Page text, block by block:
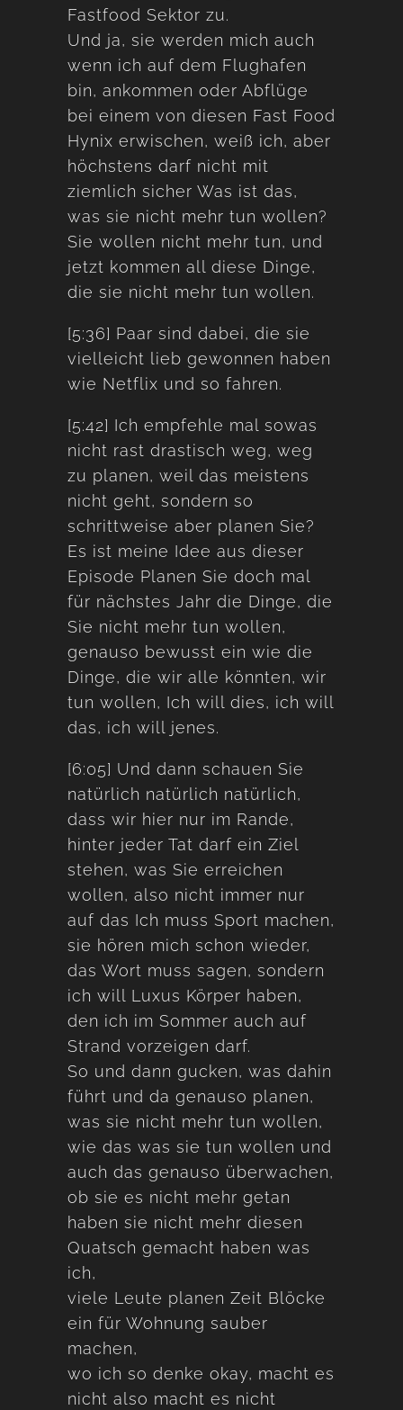
Fastfood Sektor zu.
Und ja, sie werden mich auch
wenn ich auf dem Flughafen
bin, ankommen oder Abflüge
bei einem von diesen Fast Food
Hynix erwischen, weiß ich, aber
höchstens darf nicht mit
ziemlich sicher Was ist das,
was sie nicht mehr tun wollen?
Sie wollen nicht mehr tun, und
jetzt kommen all diese Dinge,
die sie nicht mehr tun wollen.
[5:36] Paar sind dabei, die sie
vielleicht lieb gewonnen haben
wie Netflix und so fahren.
[5:42] Ich empfehle mal sowas
nicht rast drastisch weg, weg
zu planen, weil das meistens
nicht geht, sondern so
schrittweise aber planen Sie?
Es ist meine Idee aus dieser
Episode Planen Sie doch mal
für nächstes Jahr die Dinge, die
Sie nicht mehr tun wollen,
genauso bewusst ein wie die
Dinge, die wir alle könnten, wir
tun wollen, Ich will dies, ich will
das, ich will jenes.
[6:05] Und dann schauen Sie
natürlich natürlich natürlich,
dass wir hier nur im Rande,
hinter jeder Tat darf ein Ziel
stehen, was Sie erreichen
wollen, also nicht immer nur
auf das Ich muss Sport machen,
sie hören mich schon wieder,
das Wort muss sagen, sondern
ich will Luxus Körper haben,
den ich im Sommer auch auf
Strand vorzeigen darf.
So und dann gucken, was dahin
führt und da genauso planen,
was sie nicht mehr tun wollen,
wie das was sie tun wollen und
auch das genauso überwachen,
ob sie es nicht mehr getan
haben sie nicht mehr diesen
Quatsch gemacht haben was
ich,
viele Leute planen Zeit Blöcke
ein für Wohnung sauber
machen,
wo ich so denke okay, macht es
nicht also macht es nicht